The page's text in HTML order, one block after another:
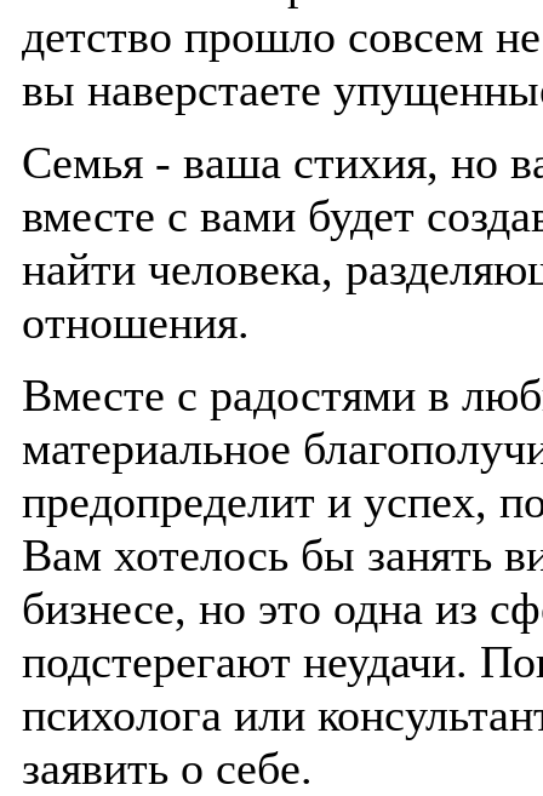
детство прошло совсем
вы наверстаете
Семья - ваша стихия, но
вместе с вами будет
найти человека,
отношения.
Вместе с радостями в
материальное
предопределит и успех,
Вам хотелось бы занять
бизнесе, но это одна из
подстерегают неудачи.
психолога или
заявить о себе.